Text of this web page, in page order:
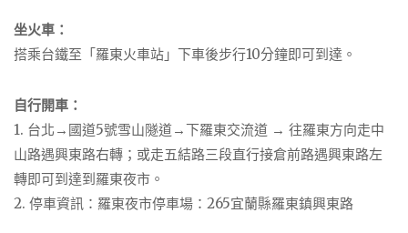
坐火車：
搭乘台鐵至「羅東火車站」下車後步行10分鐘即可到達。
自行開車：
1. 台北→國道5號雪山隧道→下羅東交流道 → 往羅東方向走中
山路遇興東路右轉；或走五結路三段直行接倉前路遇興東路左
轉即可到達到羅東夜市。
2. 停車資訊：羅東夜市停車場：265宜蘭縣羅東鎮興東路